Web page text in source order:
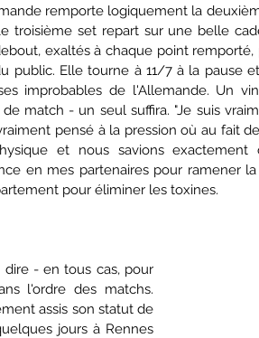
remporte logiquement la
troisième set repart sur une belle
exaltés à chaque point
public. Elle tourne à 11/7 à la pause
improbables de l'Allemande. Un
match - un seul suffira. "Je suis
pensé à la pression où au fait
et nous savions
en mes partenaires pour ramener
pour éliminer les toxines.
- en tous cas, pour
l'ordre des matchs.
assis son statut de
jours à Rennes